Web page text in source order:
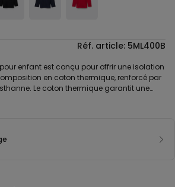
Réf. article: 5ML400B
enfant est conçu pour offrir une isolation
en coton thermique, renforcé par
Le coton thermique garantit une
pour les journées fraîches, tandis que le
et l’élasthanne assure une
Avec ses manches longues et son col